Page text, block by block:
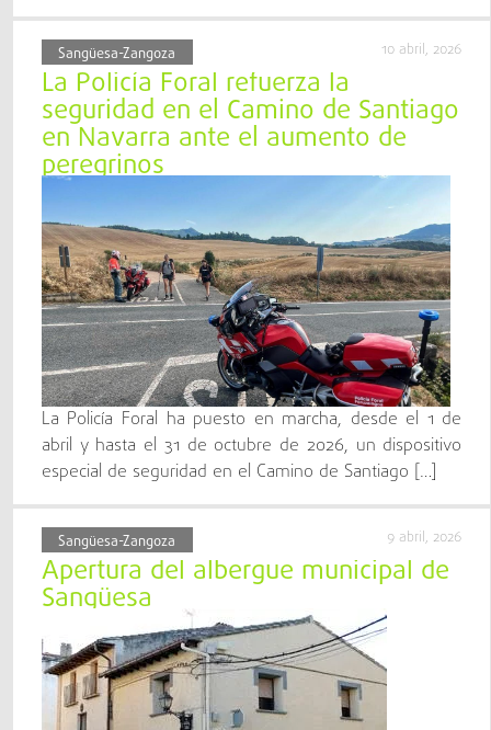
Sangüesa-Zangoza 10 abril, 2026
La Policía Foral refuerza la
seguridad en el Camino de Santiago
en Navarra ante el aumento de
peregrinos
La Policía Foral ha puesto en marcha, desde el 1 de
abril y hasta el 31 de octubre de 2026, un dispositivo
especial de seguridad en el Camino de Santiago […]
Sangüesa-Zangoza 9 abril, 2026
Apertura del albergue municipal de
Sangüesa